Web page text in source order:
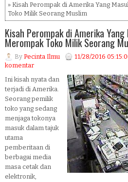
» Kisah Perompak di Amerika Yang
Toko Milik Seorang Muslim
Kisah Perompak di Amerika
Merompak Toko Milik Seorang
By Pecinta Ilmu 11/28/2016
komentar
Ini kisah nyata dan
terjadi di Amerika.
Seorang pemilik
toko yang sedang
menjaga tokonya
masuk dalam tajuk
utama
pemberitaan di
berbagai media
masa cetak dan
elektronik,